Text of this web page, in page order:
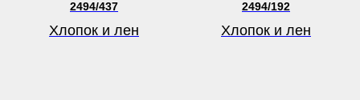
2494/437
Хлопок и лен
2494/192
Хлопок и лен